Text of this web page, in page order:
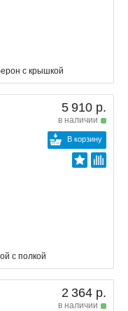
с крышкой
5 910 р.
в наличии
В корзину
с полкой
2 364 р.
в наличии